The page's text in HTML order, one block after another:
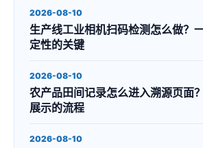
2026-08-10
生产线工业相机扫码检测怎么做？
定性的关键
2026-08-10
农产品田间记录怎么进入溯源页面
展示的流程
2026-08-10